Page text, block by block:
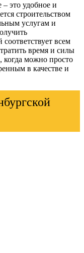
– это удобное и
строительством
услугам и
всем
время и силы
когда можно просто
в качестве и